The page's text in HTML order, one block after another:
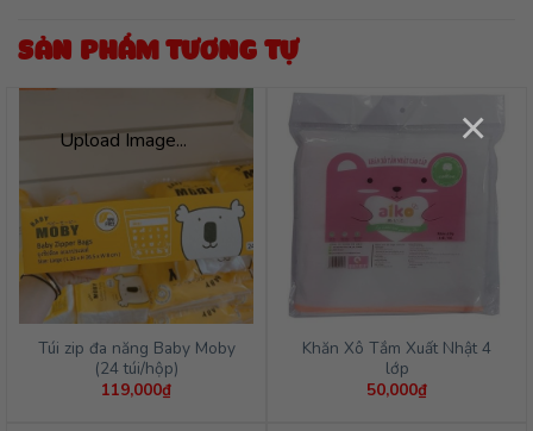
Upload Image... ×
SẢN PHẨM TƯƠNG TỰ
Túi zip đa năng Baby Moby
(24 túi/hộp)
119,000₫
Khăn Xô Tắm Xuất Nhật 4
lớp
50,000₫